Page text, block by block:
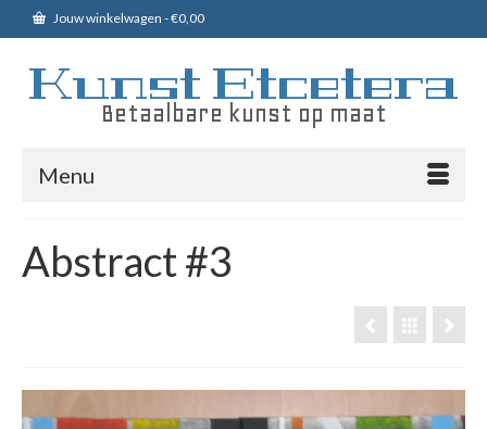
Jouw winkelwagen -€0,00
Kunst Etcetera
Betaalbare kunst op maat
Menu
Abstract #3